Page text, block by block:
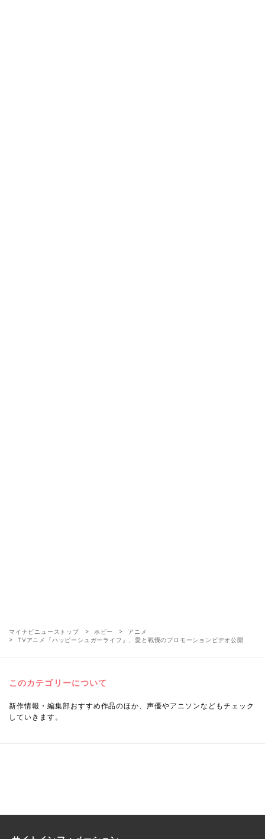
マイナビニューストップ ホビー
アニメ
TVアニメ『ハッピーシュガーライフ』、愛と戦慄のプロモーションビデオ公開
このカテゴリーについて
新作情報・編集部おすすめ作品のほか、声優やアニソンなどもチェック
していきます。